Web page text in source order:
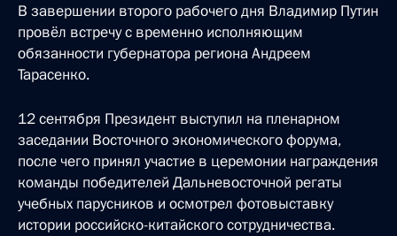
В завершении второго рабочего дня Владимир Путин
провёл встречу с временно исполняющим
обязанности губернатора региона Андреем
Тарасенко.
12 сентября Президент выступил на пленарном
заседании Восточного экономического форума,
после чего принял участие в церемонии награждения
команды победителей Дальневосточной регаты
учебных парусников и осмотрел фотовыставку
истории российско-китайского сотрудничества.